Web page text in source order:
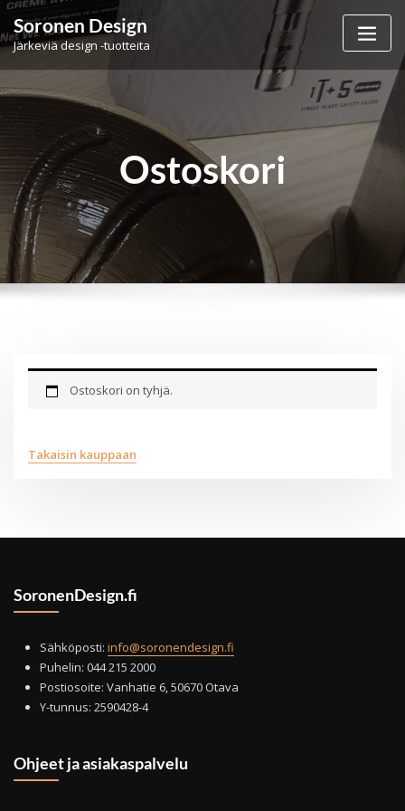
Skip
to
content
Soronen Design
Järkeviä design -tuotteita
Ostoskori
Ostoskori on tyhjä.
Takaisin kauppaan
SoronenDesign.fi
Sähköposti:info@soronendesign.fi
Puhelin: 044 215 2000
Postiosoite: Vanhatie 6, 50670 Otava
Y-tunnus: 2590428-4
Ohjeet ja asiakaspalvelu